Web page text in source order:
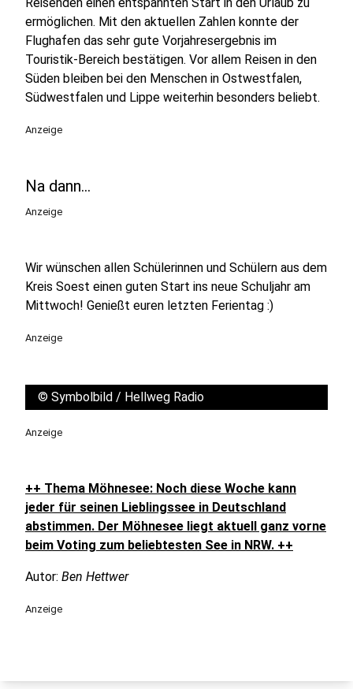
ermöglichen. Mit den aktuellen Zahlen konnte der
Flughafen das sehr gute Vorjahresergebnis im
Touristik-Bereich bestätigen. Vor allem Reisen in den
Süden bleiben bei den Menschen in Ostwestfalen,
Südwestfalen und Lippe weiterhin besonders beliebt.
Anzeige
Na dann...
Anzeige
Wir wünschen allen Schülerinnen und Schülern aus dem
Kreis Soest einen guten Start ins neue Schuljahr am
Mittwoch! Genießt euren letzten Ferientag :)
Anzeige
© Symbolbild / Hellweg Radio
Anzeige
++ Thema Möhnesee: Noch diese Woche kann
jeder für seinen Lieblingssee in Deutschland
abstimmen. Der Möhnesee liegt aktuell ganz vorne
beim Voting zum beliebtesten See in NRW. ++
Autor: Ben Hettwer
Anzeige